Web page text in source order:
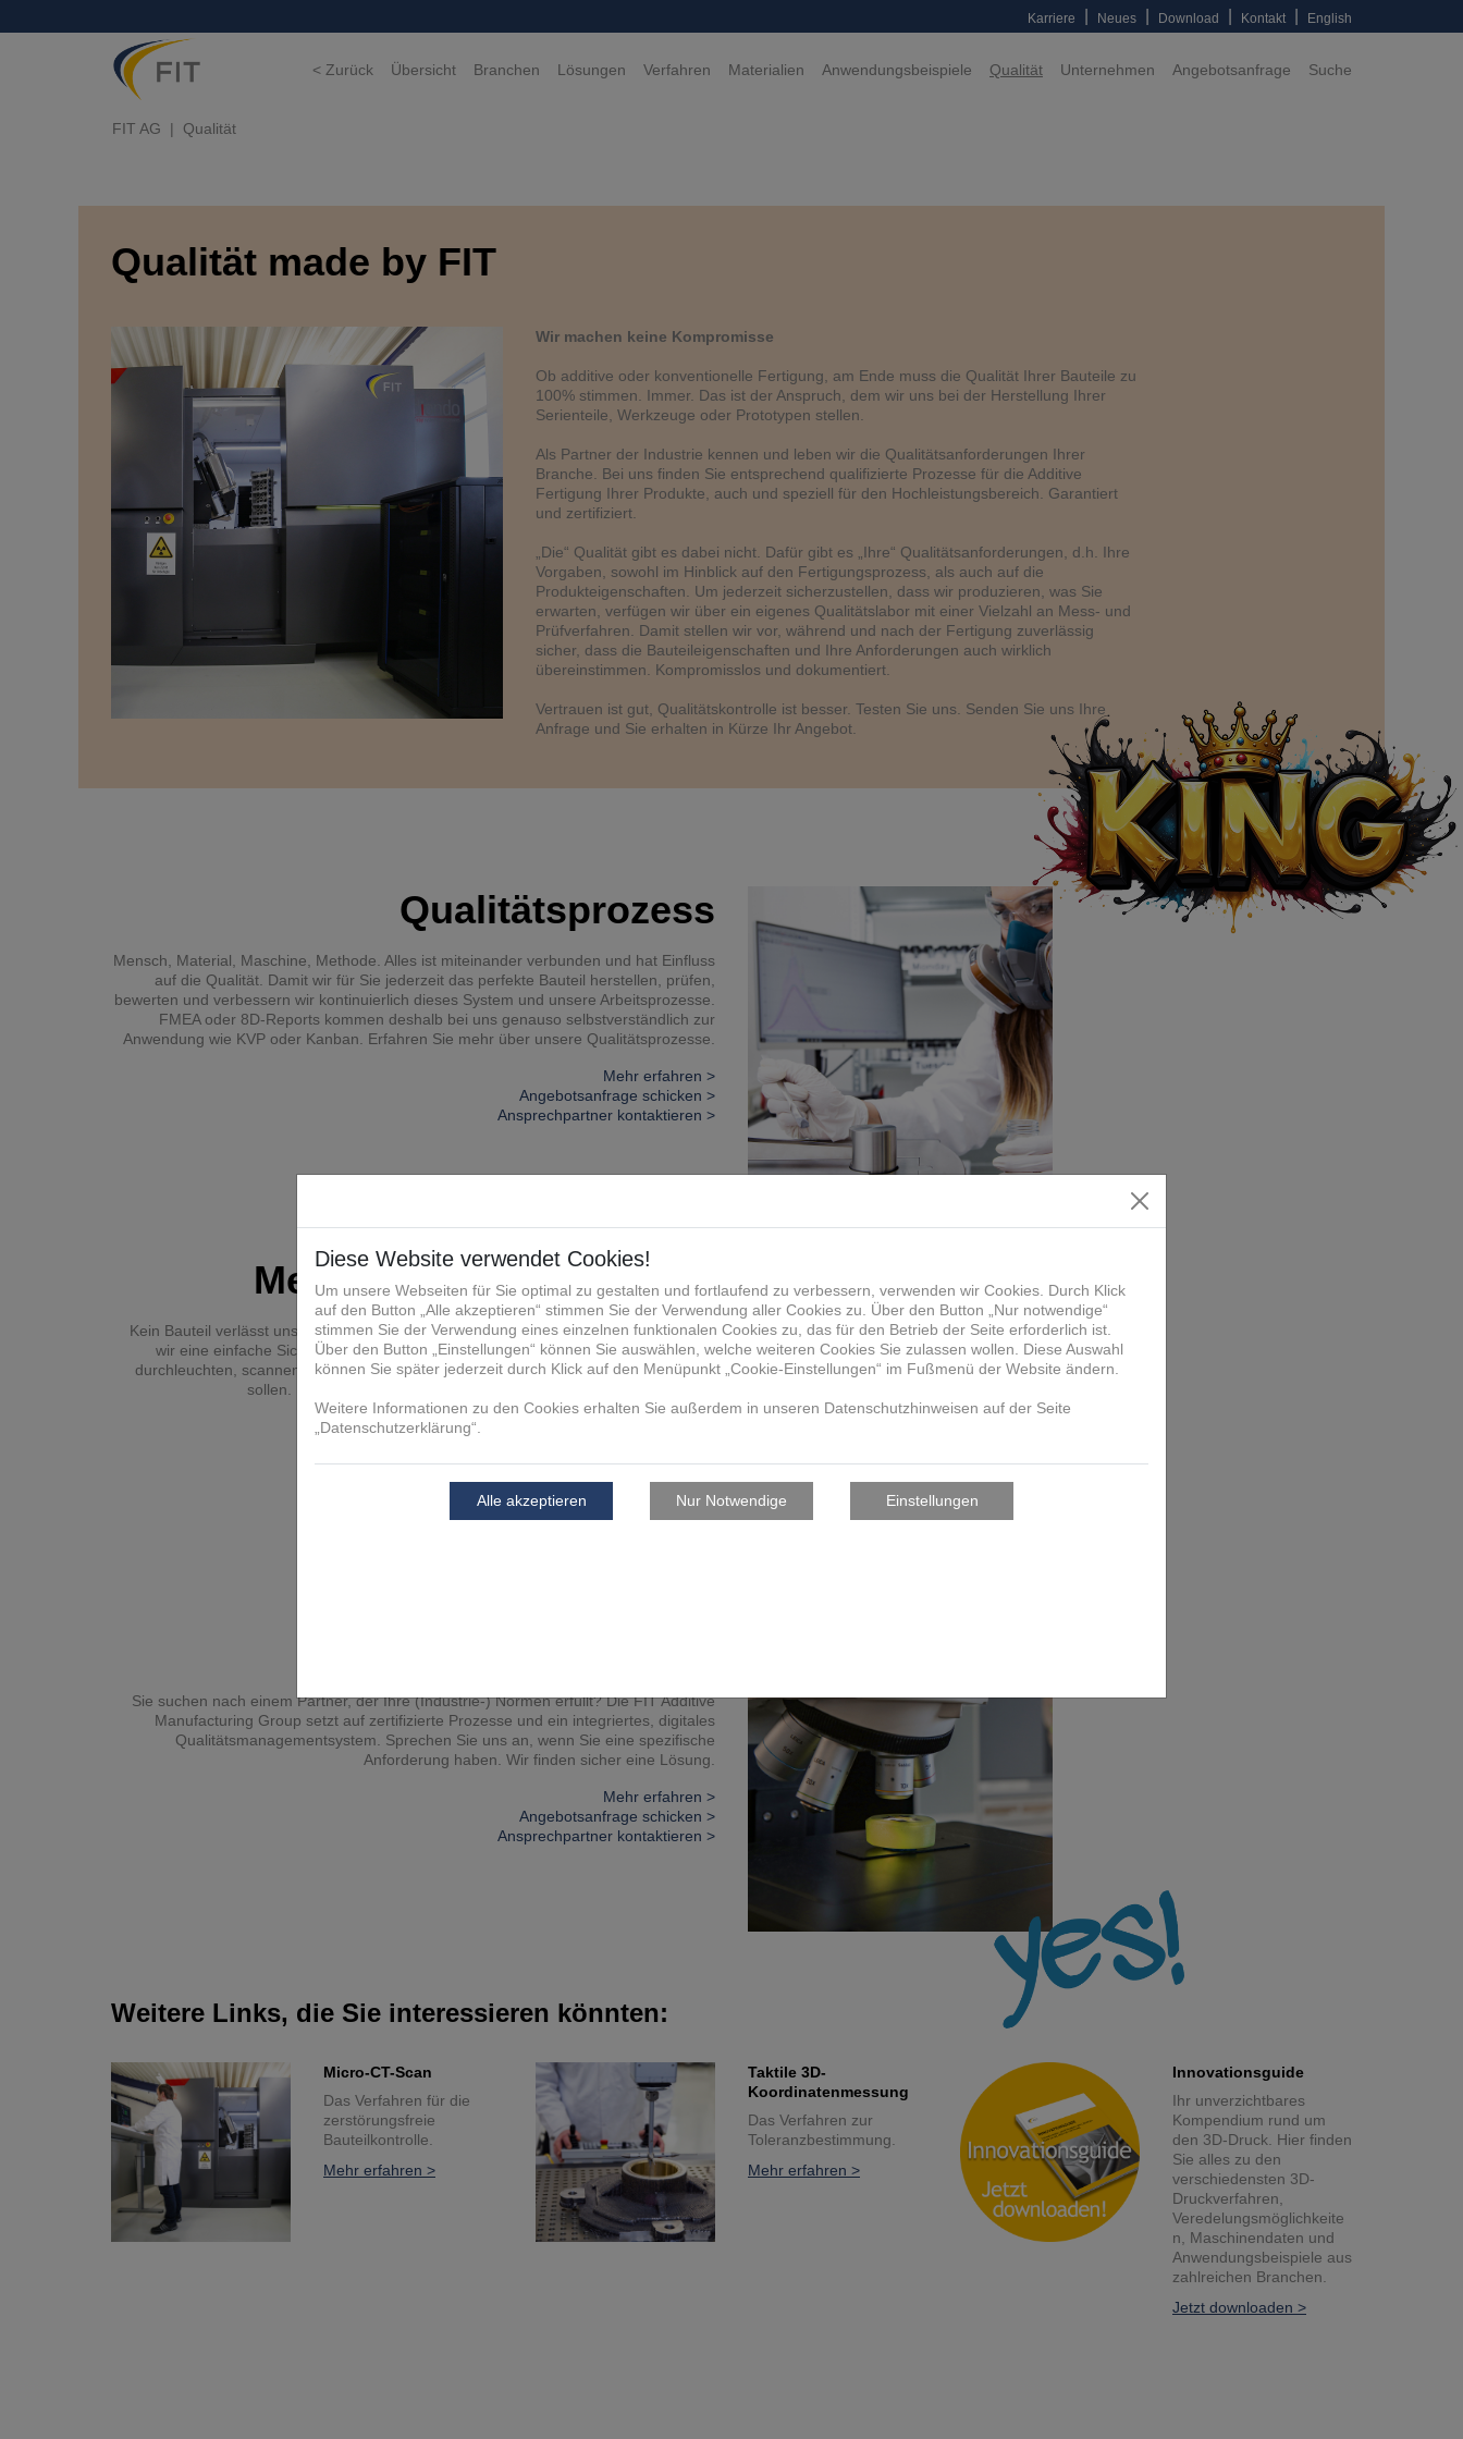
Karriere Neues Download Kontakt English
< Zurück Übersicht Branchen Lösungen Verfahren Materialien Anwendungsbeispiele Qualität Unternehmen Angebotsanfrage Suche
FIT AG Qualität
Qualität made by FIT
Wir machen keine Kompromisse
Ob additive oder konventionelle Fertigung, am Ende muss die Qualität Ihrer Bauteile zu
100% stimmen. Immer. Das ist der Anspruch, dem wir uns bei der Herstellung Ihrer
Serienteile, Werkzeuge oder Prototypen stellen.
Als Partner der Industrie kennen und leben wir die Qualitätsanforderungen Ihrer
Branche. Bei uns finden Sie entsprechend qualifizierte Prozesse für die Additive
Fertigung Ihrer Produkte, auch und speziell für den Hochleistungsbereich. Garantiert
und zertifiziert.
„Die“ Qualität gibt es dabei nicht. Dafür gibt es „Ihre“ Qualitätsanforderungen, d.h. Ihre
Vorgaben, sowohl im Hinblick auf den Fertigungsprozess, als auch auf die
Produkteigenschaften. Um jederzeit sicherzustellen, dass wir produzieren, was Sie
erwarten, verfügen wir über ein eigenes Qualitätslabor mit einer Vielzahl an Mess- und
Prüfverfahren. Damit stellen wir vor, während und nach der Fertigung zuverlässig
sicher, dass die Bauteileigenschaften und Ihre Anforderungen auch wirklich
übereinstimmen. Kompromisslos und dokumentiert.
Vertrauen ist gut, Qualitätskontrolle ist besser. Testen Sie uns. Senden Sie uns Ihre
Anfrage und Sie erhalten in Kürze Ihr Angebot.
Qualitätsprozess
Mensch, Material, Maschine, Methode. Alles ist miteinander verbunden und hat Einfluss
auf die Qualität. Damit wir für Sie jederzeit das perfekte Bauteil herstellen, prüfen,
bewerten und verbessern wir kontinuierlich dieses System und unsere Arbeitsprozesse.
FMEA oder 8D-Reports kommen deshalb bei uns genauso selbstverständlich zur
Anwendung wie KVP oder Kanban. Erfahren Sie mehr über unsere Qualitätsprozesse.
Mehr erfahren >
Angebotsanfrage schicken >
Ansprechpartner kontaktieren >
Mess- und Prüfverfahren
Kein Bauteil verlässt unser Haus ohne Qualitätsprüfungen. Sie entscheiden dabei, ob
wir eine einfache Sichtprüfung durchführen oder Ihr Bauteil in aller Ausführlichkeit
durchleuchten, scannen, vermessen und oder auf andere Art und Weise analysieren
sollen. Lernen Sie hier unsere Verfahren und Möglichkeiten kennen.
Ansprechpartner kontaktieren >
Sie suchen nach einem Partner, der Ihre (Industrie-) Normen erfüllt? Die FIT Additive
Manufacturing Group setzt auf zertifizierte Prozesse und ein integriertes, digitales
Qualitätsmanagementsystem. Sprechen Sie uns an, wenn Sie eine spezifische
Anforderung haben. Wir finden sicher eine Lösung.
Mehr erfahren >
Angebotsanfrage schicken >
Ansprechpartner kontaktieren >
Weitere Links, die Sie interessieren könnten:
Micro-CT-Scan
Das Verfahren für die
zerstörungsfreie
Bauteilkontrolle.
Mehr erfahren >
Taktile 3D-
Koordinatenmessung
Das Verfahren zur
Toleranzbestimmung.
Mehr erfahren >
Innovationsguide
Ihr unverzichtbares
Kompendium rund um
den 3D-Druck. Hier finden
Sie alles zu den
verschiedensten 3D-
Druckverfahren,
Veredelungsmöglichkeite
n, Maschinendaten und
Anwendungsbeispiele aus
zahlreichen Branchen.
Jetzt downloaden >